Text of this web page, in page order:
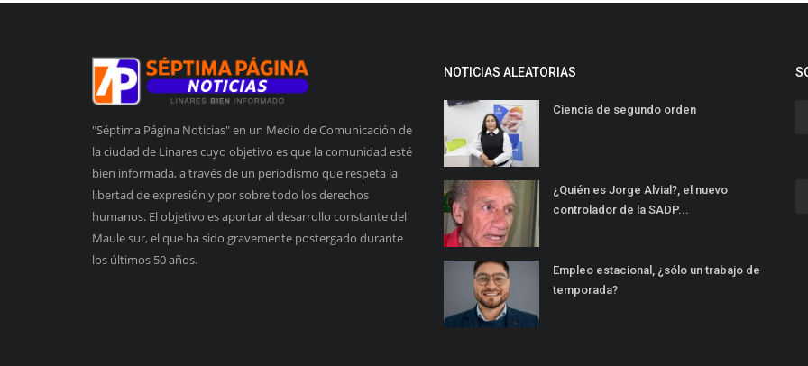
"Séptima Página Noticias" en un Medio de Comunicación de
la ciudad de Linares cuyo objetivo es que la comunidad esté
bien informada, a través de un periodismo que respeta la
libertad de expresión y por sobre todo los derechos
humanos. El objetivo es aportar al desarrollo constante del
Maule sur, el que ha sido gravemente postergado durante
los últimos 50 años.
NOTICIAS ALEATORIAS
Ciencia de segundo orden
¿Quién es Jorge Alvial?, el nuevo
controlador de la SADP...
Empleo estacional, ¿sólo un trabajo de
temporada?